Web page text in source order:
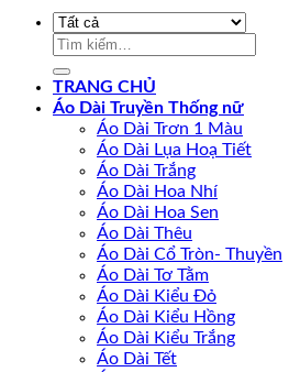
Tìm
TRANG CHỦ
Áo Dài Truyền Thống nữ
Áo Dài Trơn 1 Màu
Áo Dài Lụa Hoạ Tiết
Áo Dài Trắng
Áo Dài Hoa Nhí
Áo Dài Hoa Sen
Áo Dài Thêu
Áo Dài Cổ Tròn- Thuyền
Áo Dài Tơ Tằm
Áo Dài Kiểu Đỏ
Áo Dài Kiểu Hồng
Áo Dài Kiểu Trắng
Áo Dài Tết